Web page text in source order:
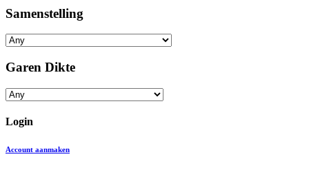
Samenstelling
Garen Dikte
Login
Account aanmaken